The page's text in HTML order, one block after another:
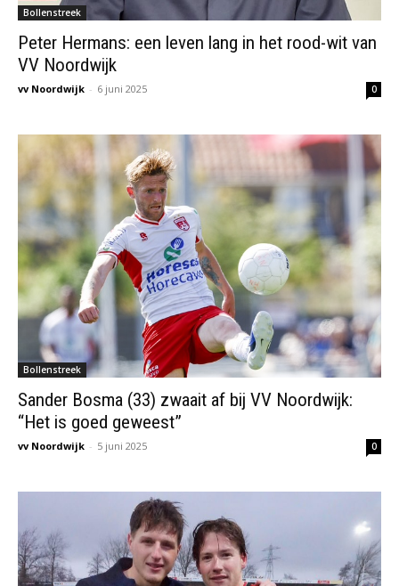
Bollenstreek
Peter Hermans: een leven lang in het rood-wit van
VV Noordwijk
vv Noordwijk - 6 juni 2025 0
Bollenstreek
Sander Bosma (33) zwaait af bij VV Noordwijk:
“Het is goed geweest”
vv Noordwijk - 5 juni 2025 0